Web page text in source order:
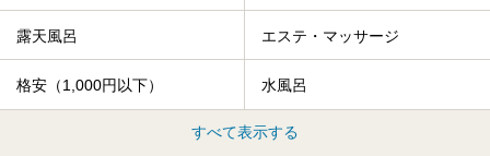
露天風呂 エステ・マッサージ
格安（1,000円以下） 水風呂
すべて表示する